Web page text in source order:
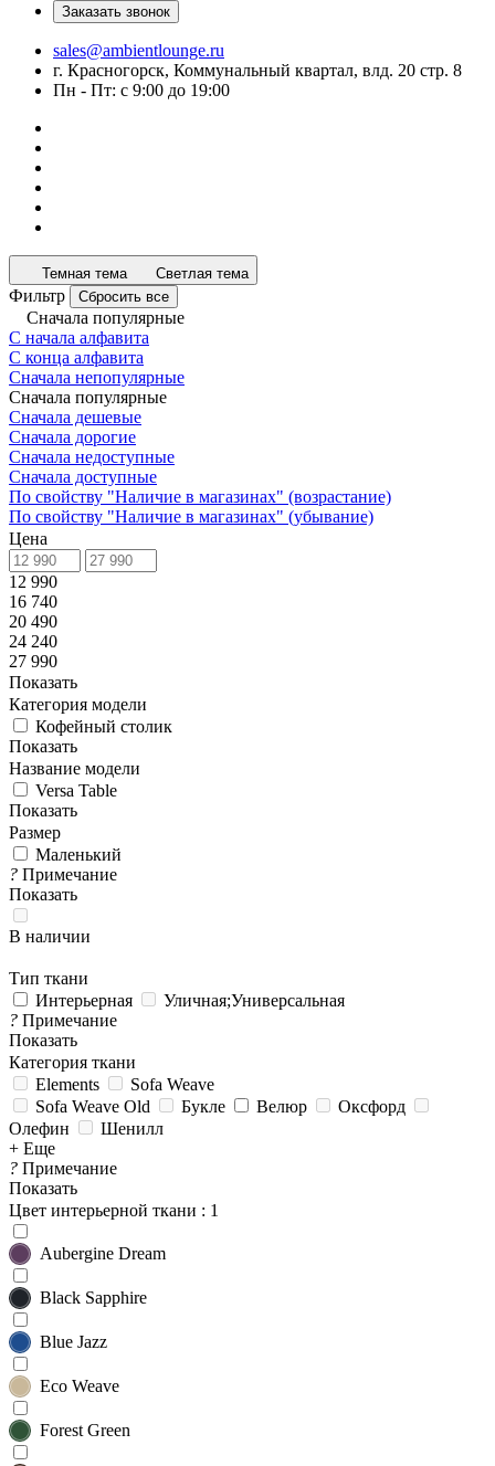
Заказать звонок
sales@ambientlounge.ru
г. Красногорск, Коммунальный квартал, влд. 20 стр. 8
Пн - Пт: с 9:00 до 19:00
Темная тема Светлая тема
Фильтр Сбросить все
Сначала популярные
С начала алфавита
С конца алфавита
Сначала непопулярные
Сначала популярные
Сначала дешевые
Сначала дорогие
Сначала недоступные
Сначала доступные
По свойству "Наличие в магазинах" (возрастание)
По свойству "Наличие в магазинах" (убывание)
Цена
12 990
16 740
20 490
24 240
27 990
Показать
Категория модели
Кофейный столик
Показать
Название модели
Versa Table
Показать
Размер
Маленький
? Примечание
Показать
В наличии
Тип ткани
Интерьерная
Уличная;Универсальная
? Примечание
Показать
Категория ткани
Elements
Sofa Weave
Sofa Weave Old
Букле Велюр
Оксфорд
Олефин
Шенилл
+ Еще
? Примечание
Показать
Цвет интерьерной ткани : 1
Aubergine Dream
Black Sapphire
Blue Jazz
Eco Weave
Forest Green